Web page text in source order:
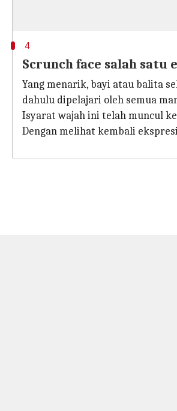
4
Scrunch face salah
Yang menarik, bayi atau balita
dahulu dipelajari oleh semua
Isyarat wajah ini telah muncul
Dengan melihat kembali